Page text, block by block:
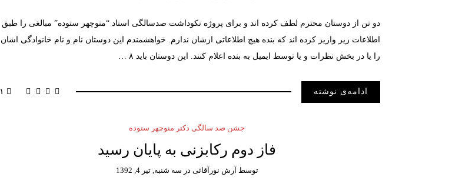
دو تن از دوستان محترم لطف کرده اند و برای پروژه نکوداشت صدسالگی استاد “منوچهر ستوده” مبالغی را طبق
اطلاعات زیر واریز کرده اند که بنده هیچ اطلاعاتی ازشان ندارم. خواهشمندم این دوستان نام و نام خانوادگی اشان
را یا در بخش نظرات و یا توسط ایمیل به بنده اعلام کنند. این دوستان باید ۸ …
ادامه‌ی نوشته ۱
جشن صد سالگی دکتر منوچهر ستوده
فاز دوم رکابزنی به پایان رسید
توسط آرش نورآقائی در سه شنبه, تیر 4, 1392